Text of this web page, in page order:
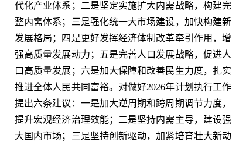
代化产业体系；二是坚定实施扩大内需战略，构建完
整内需体系；三是强化统一大市场建设，加快构建新
发展格局；四是更好发挥经济体制改革牵引作用，增
强高质量发展动力；五是完善人口发展战略，促进人
口高质量发展；六是加大保障和改善民生力度，扎实
推进全体人民共同富裕。对做好2026年计划执行工作
提出六条建议：一是加大逆周期和跨周期调节力度，
提升宏观经济治理效能；二是坚持内需主导，建设强
大国内市场；三是坚持创新驱动，加紧培育壮大新动